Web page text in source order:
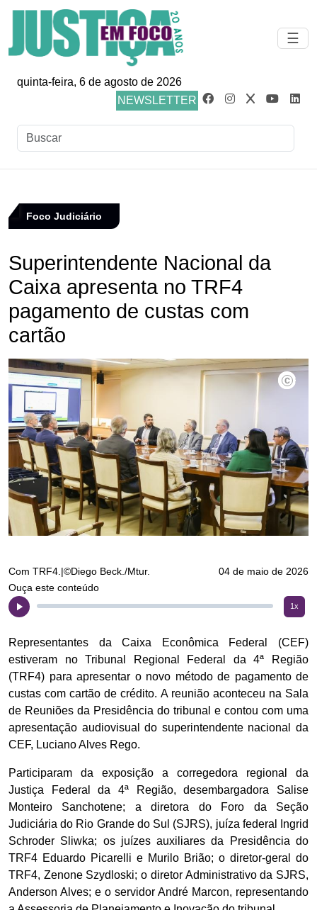
☰
quinta-feira, 6 de agosto de 2026
NEWSLETTER
Foco Judiciário
Superintendente Nacional da
Caixa apresenta no TRF4
pagamento de custas com
cartão
©Diego
Com TRF4.|©Diego Beck./Mtur.
04 de maio de 2026
Ouça este conteúdo
1x
Representantes da Caixa Econômica Federal (CEF)
estiveram no Tribunal Regional Federal da 4ª Região
(TRF4) para apresentar o novo método de pagamento de
custas com cartão de crédito. A reunião aconteceu na Sala
de Reuniões da Presidência do tribunal e contou com uma
apresentação audiovisual do superintendente nacional da
CEF, Luciano Alves Rego.
Participaram da exposição a corregedora regional da
Justiça Federal da 4ª Região, desembargadora Salise
Monteiro Sanchotene; a diretora do Foro da Seção
Judiciária do Rio Grande do Sul (SJRS), juíza federal Ingrid
Schroder Sliwka; os juízes auxiliares da Presidência do
TRF4 Eduardo Picarelli e Murilo Brião; o diretor-geral do
TRF4, Zenone Szydloski; o diretor Administrativo da SJRS,
Anderson Alves; e o servidor André Marcon, representando